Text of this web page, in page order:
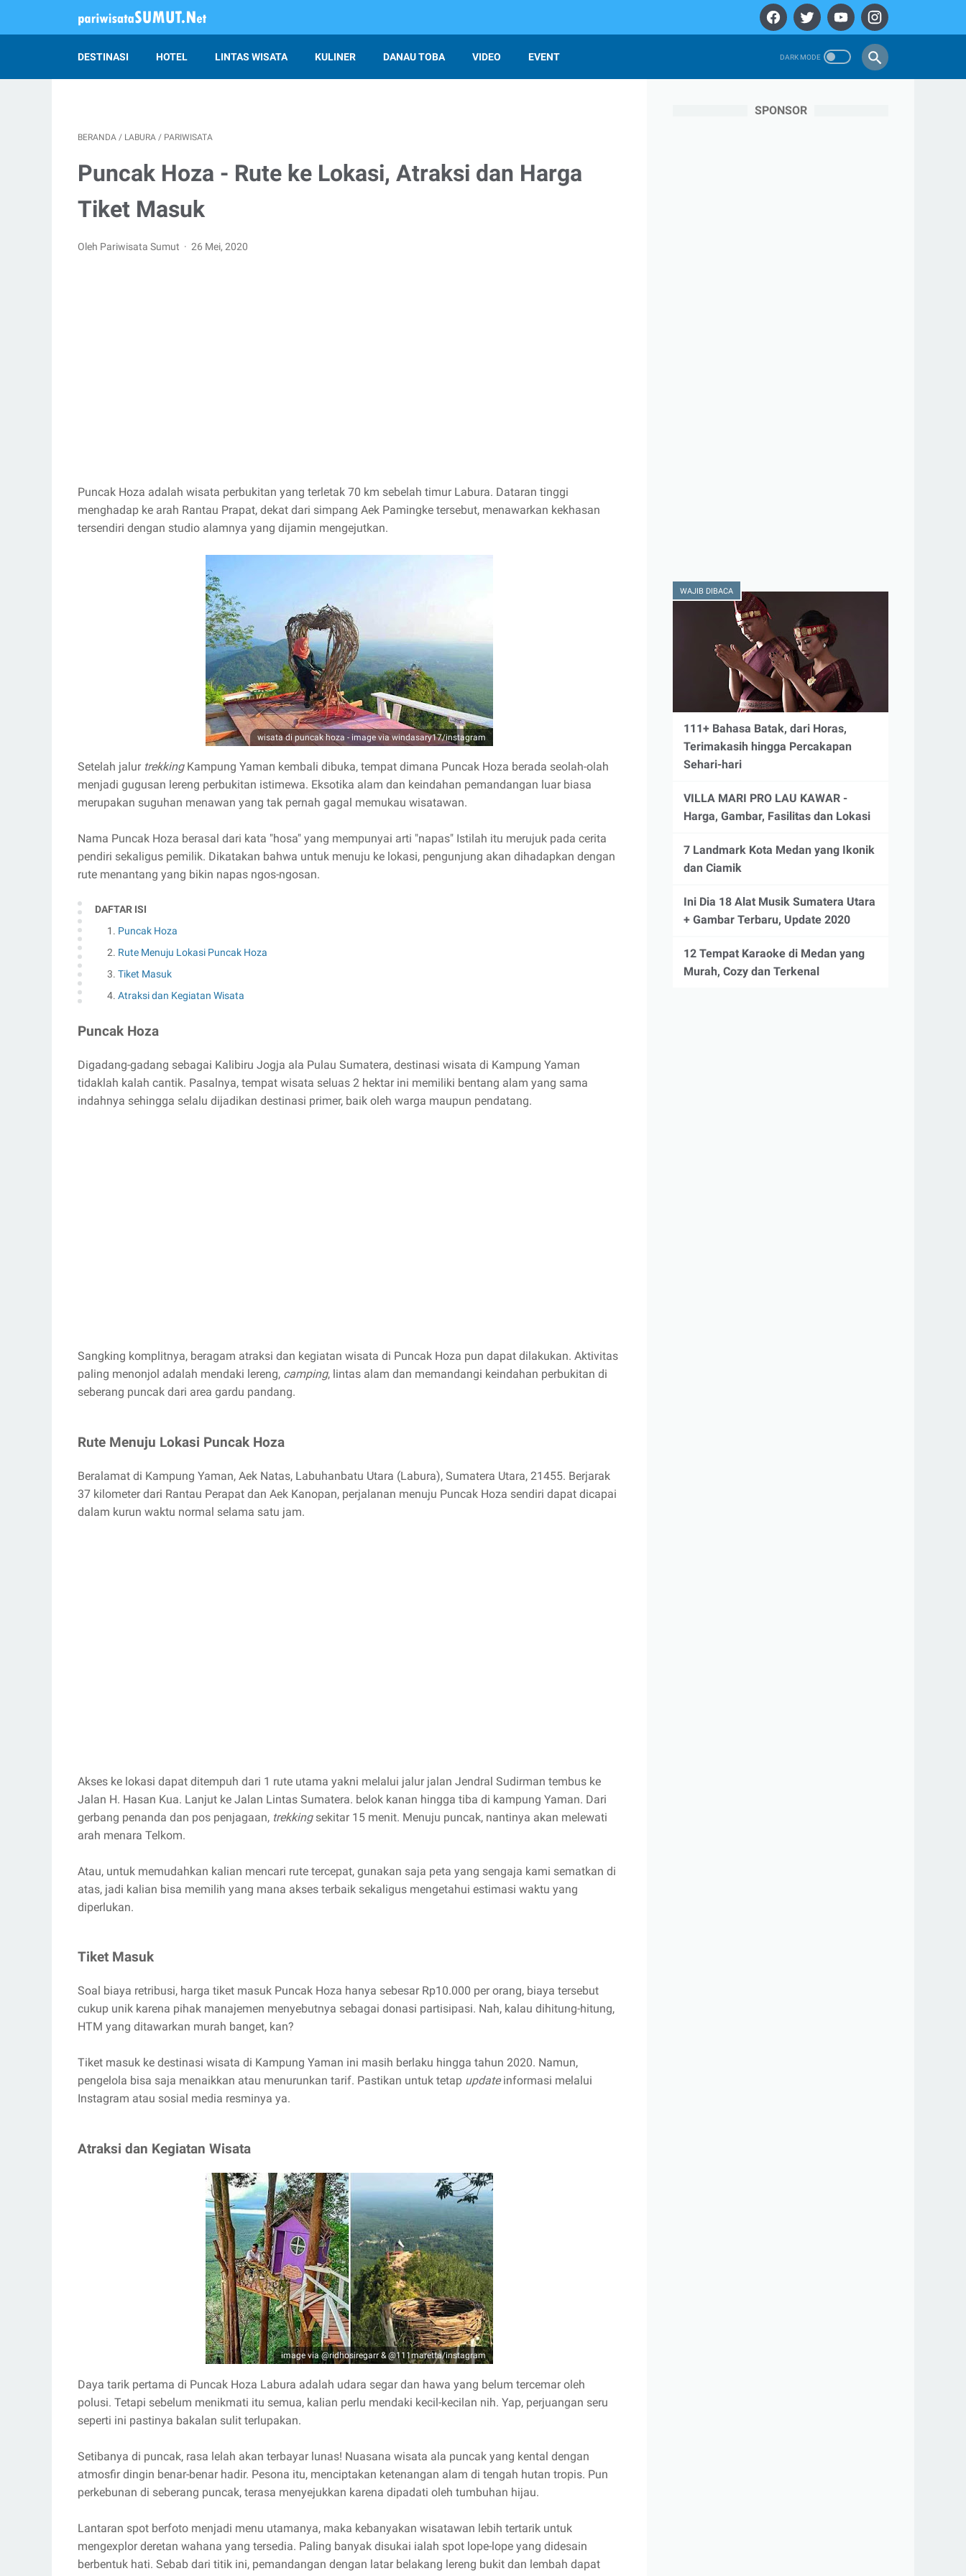
DESTINASI HOTEL LINTAS WISATA KULINER DANAU TOBA VIDEO EVENT
BERANDA / LABURA / PARIWISATA
Puncak Hoza - Rute ke Lokasi, Atraksi dan Harga
Tiket Masuk
Oleh Pariwisata Sumut 26 Mei, 2020
Puncak Hoza adalah wisata perbukitan yang terletak 70 km sebelah timur Labura. Dataran tinggi
menghadap ke arah Rantau Prapat, dekat dari simpang Aek Pamingke tersebut, menawarkan kekhasan
tersendiri dengan studio alamnya yang dijamin mengejutkan.
wisata di puncak hoza - image via windasary17/instagram
Setelah jalur trekkingKampung Yaman kembali dibuka, tempat dimana Puncak Hoza berada seolah-olah
menjadi gugusan lereng perbukitan istimewa. Eksotika alam dan keindahan pemandangan luar biasa
merupakan suguhan menawan yang tak pernah gagal memukau wisatawan.
Nama Puncak Hoza berasal dari kata "hosa" yang mempunyai arti "napas" Istilah itu merujuk pada cerita
pendiri sekaligus pemilik. Dikatakan bahwa untuk menuju ke lokasi, pengunjung akan dihadapkan dengan
rute menantang yang bikin napas ngos-ngosan.
DAFTAR ISI
Puncak Hoza
Rute Menuju Lokasi Puncak Hoza
Tiket Masuk
Atraksi dan Kegiatan Wisata
Puncak Hoza
Digadang-gadang sebagai Kalibiru Jogja ala Pulau Sumatera, destinasi wisata di Kampung Yaman
tidaklah kalah cantik. Pasalnya, tempat wisata seluas 2 hektar ini memiliki bentang alam yang sama
indahnya sehingga selalu dijadikan destinasi primer, baik oleh warga maupun pendatang.
Sangking komplitnya, beragam atraksi dan kegiatan wisata di Puncak Hoza pun dapat dilakukan. Aktivitas
paling menonjol adalah mendaki lereng, camping, lintas alam dan memandangi keindahan perbukitan di
seberang puncak dari area gardu pandang.
Rute Menuju Lokasi Puncak Hoza
Beralamat di Kampung Yaman, Aek Natas, Labuhanbatu Utara (Labura), Sumatera Utara, 21455. Berjarak
37 kilometer dari Rantau Perapat dan Aek Kanopan, perjalanan menuju Puncak Hoza sendiri dapat dicapai
dalam kurun waktu normal selama satu jam.
Akses ke lokasi dapat ditempuh dari 1 rute utama yakni melalui jalur jalan Jendral Sudirman tembus ke
Jalan H. Hasan Kua. Lanjut ke Jalan Lintas Sumatera. belok kanan hingga tiba di kampung Yaman. Dari
gerbang penanda dan pos penjagaan, trekkingsekitar 15 menit. Menuju puncak, nantinya akan melewati
arah menara Telkom.
Atau, untuk memudahkan kalian mencari rute tercepat, gunakan saja peta yang sengaja kami sematkan di
atas, jadi kalian bisa memilih yang mana akses terbaik sekaligus mengetahui estimasi waktu yang
diperlukan.
Tiket Masuk
Soal biaya retribusi, harga tiket masuk Puncak Hoza hanya sebesar Rp10.000 per orang, biaya tersebut
cukup unik karena pihak manajemen menyebutnya sebagai donasi partisipasi. Nah, kalau dihitung-hitung,
HTM yang ditawarkan murah banget, kan?
Tiket masuk ke destinasi wisata di Kampung Yaman ini masih berlaku hingga tahun 2020. Namun,
pengelola bisa saja menaikkan atau menurunkan tarif. Pastikan untuk tetap updateinformasi melalui
Instagram atau sosial media resminya ya.
Atraksi dan Kegiatan Wisata
image via @ridhosiregarr & @111maretta/instagram
Daya tarik pertama di Puncak Hoza Labura adalah udara segar dan hawa yang belum tercemar oleh
polusi. Tetapi sebelum menikmati itu semua, kalian perlu mendaki kecil-kecilan nih. Yap, perjuangan seru
seperti ini pastinya bakalan sulit terlupakan.
Setibanya di puncak, rasa lelah akan terbayar lunas! Nuasana wisata ala puncak yang kental dengan
atmosfir dingin benar-benar hadir. Pesona itu, menciptakan ketenangan alam di tengah hutan tropis. Pun
perkebunan di seberang puncak, terasa menyejukkan karena dipadati oleh tumbuhan hijau.
Lantaran spot berfoto menjadi menu utamanya, maka kebanyakan wisatawan lebih tertarik untuk
mengexplor deretan wahana yang tersedia. Paling banyak disukai ialah spot lope-lope yang didesain
berbentuk hati. Sebab dari titik ini, pemandangan dengan latar belakang lereng bukit dan lembah dapat
SPONSOR
WAJIB DIBACA
111+ Bahasa Batak, dari Horas,
Terimakasih hingga Percakapan
Sehari-hari
VILLA MARI PRO LAU KAWAR -
Harga, Gambar, Fasilitas dan Lokasi
7 Landmark Kota Medan yang Ikonik
dan Ciamik
Ini Dia 18 Alat Musik Sumatera Utara
+ Gambar Terbaru, Update 2020
12 Tempat Karaoke di Medan yang
Murah, Cozy dan Terkenal